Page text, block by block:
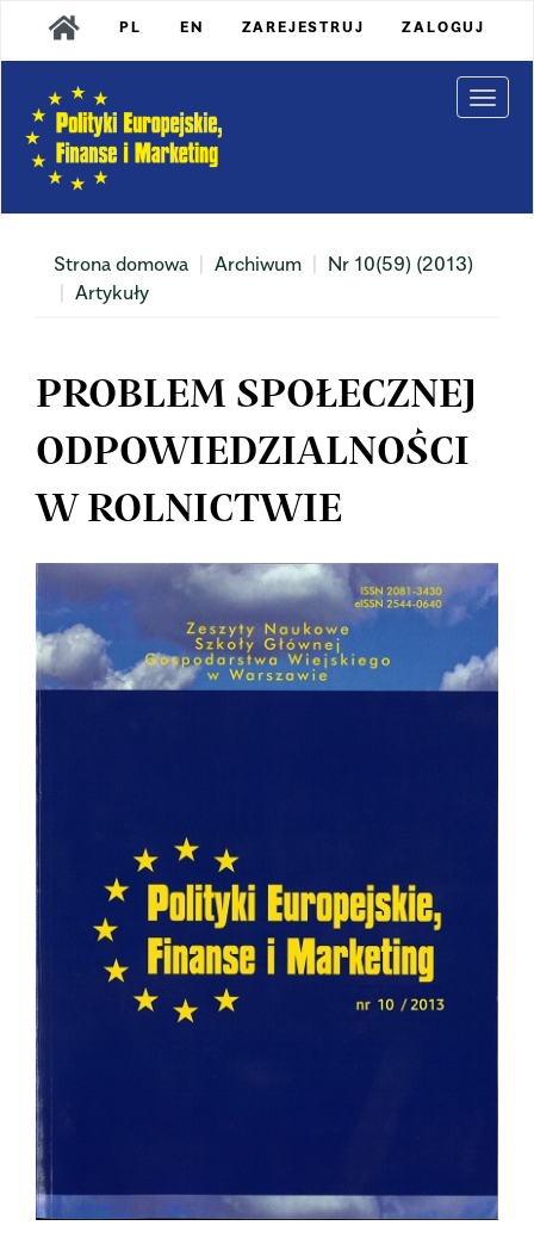
Main
Navigation
Content
Sidebar
PL EN ZAREJESTRUJ ZALOGUJ
Strona domowa Archiwum
Nr 10(59) (2013)
Artykuły
PROBLEM SPOŁECZNEJ
ODPOWIEDZIALNOŚCI
W ROLNICTWIE
Article
Sidebar